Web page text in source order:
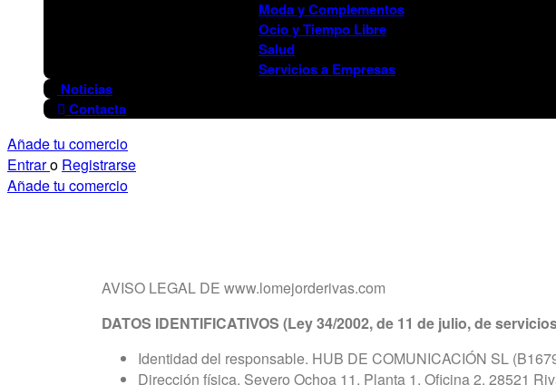
Moda y Complementos
Ocio y Tiempo Libre
Salud
Servicios a Empresas
Noticias
Contacta
Añade tu comercio
Entraro Registrarse
Añade tu comercio
AVISO LEGAL DE www.lomejorderivas.com
DATOS IDENTIFICATIVOS (Ley 34/2002, de 11 de julio, de
Identidad del responsable. HUB DE COMUNICACIÓN SL
Dirección física. Severo Ochoa 11, Planta 1, Oficina 2, 28521